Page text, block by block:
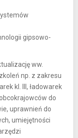
gipsowo-
ww.
np. z zakresu
kl. III, ładowarek
do
uprawnień do
umiejętności